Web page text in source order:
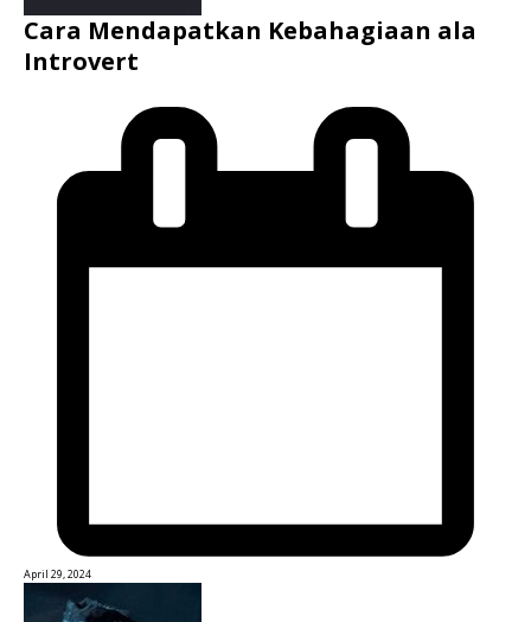
Cara Mendapatkan Kebahagiaan ala
Introvert
April 29, 2024